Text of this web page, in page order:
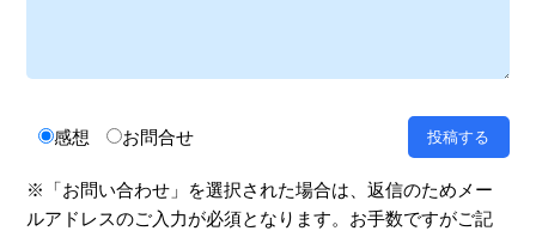
感想 お問合せ
※「お問い合わせ」を選択された場合は、返信のためメー
ルアドレスのご入力が必須となります。お手数ですがご記